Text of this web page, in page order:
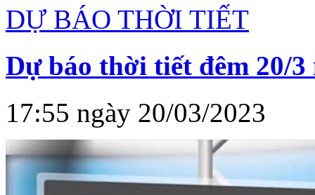
DỰ BÁO THỜI TIẾT
Dự báo thời tiết đêm 20/3
17:55 ngày 20/03/2023